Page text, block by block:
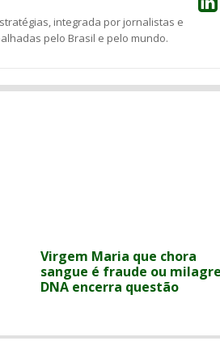
integrada por jornalistas e
pelo Brasil e pelo mundo.
Virgem Maria que chora
sangue é fraude ou
DNA encerra questão